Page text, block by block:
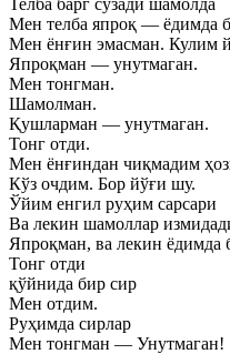
Телба барг сузади шамолда
Мен телба япроқ — ёдимда
Мен ёнғин эмасман. Кулим
Япроқман — унутмаган.
Мен тонгман.
Шамолман.
Қушларман — унутмаган.
Тонг отди.
Мен ёнғиндан чиқмадим
Кўз очдим. Бор йўғи шу.
Ўйим енгил руҳим сарсари
Ва лекин шамоллар
Япроқман, ва лекин ёдимда
Тонг отди
қўйнида бир сир
Мен отдим.
Руҳимда сирлар
Мен тонгман — Унутмаган!